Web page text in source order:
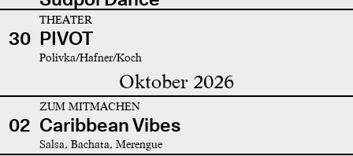
30
THEATER
PIVOT
Polivka/Hafner/Koch
Oktober 2026
02
ZUM MITMACHEN
Caribbean Vibes
Salsa, Bachata, Merengue